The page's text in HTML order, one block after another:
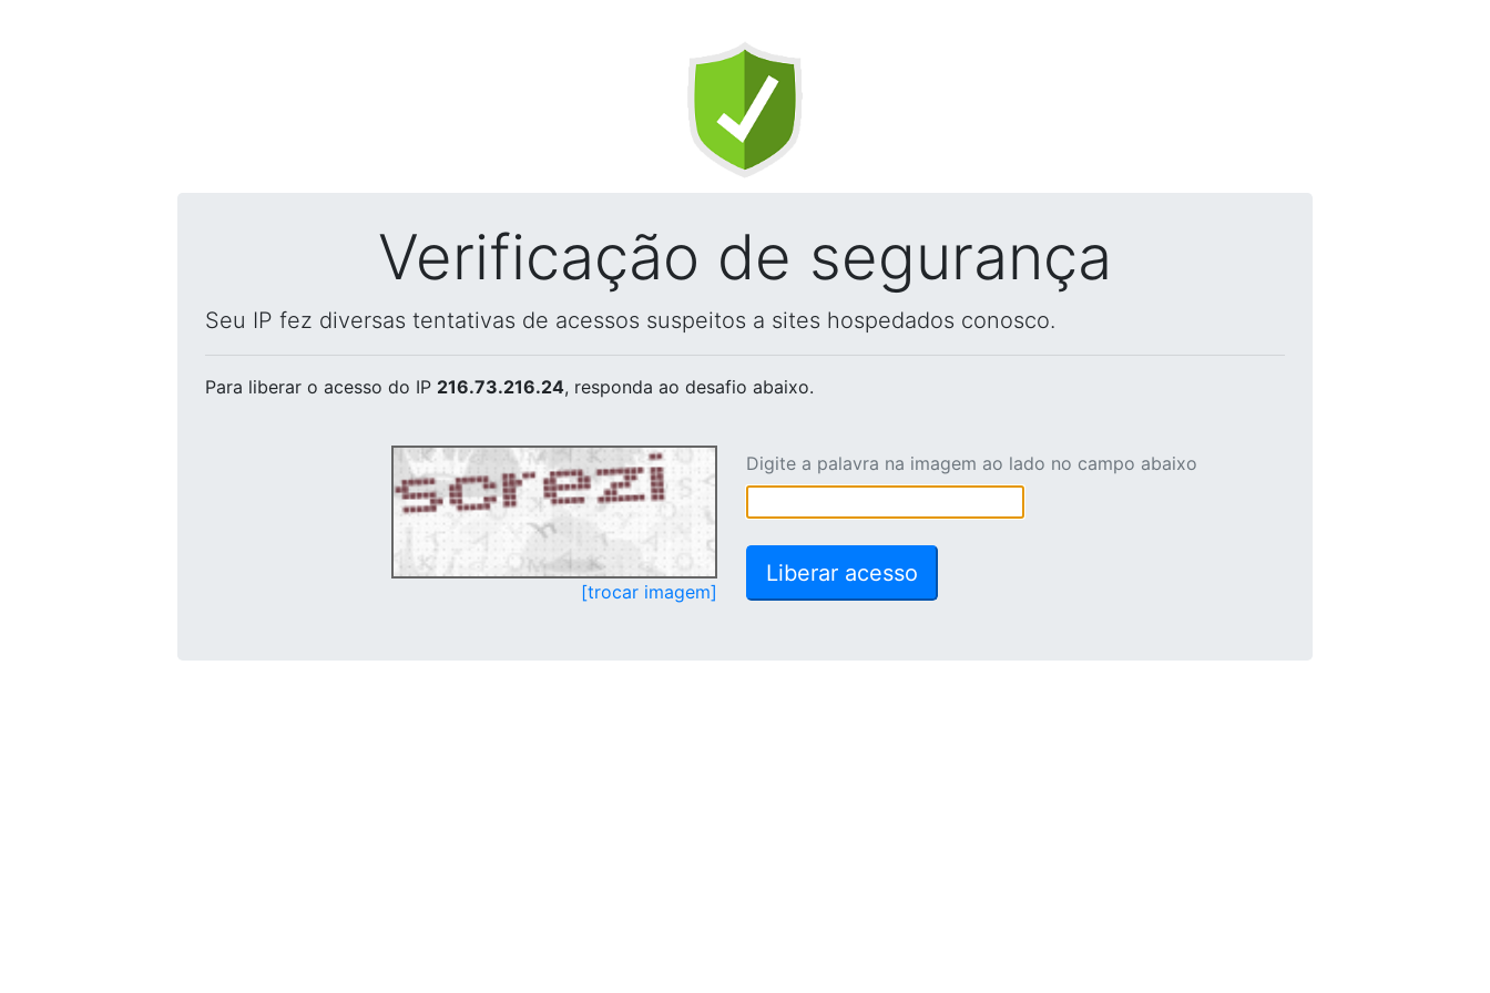
Verificação de segurança
Seu IP fez diversas tentativas de acessos suspeitos a sites hospedados conosco.
Para liberar o acesso do IP 216.73.216.24, responda ao desafio abaixo.
[trocar imagem]
Digite a palavra na imagem ao lado no campo abaixo